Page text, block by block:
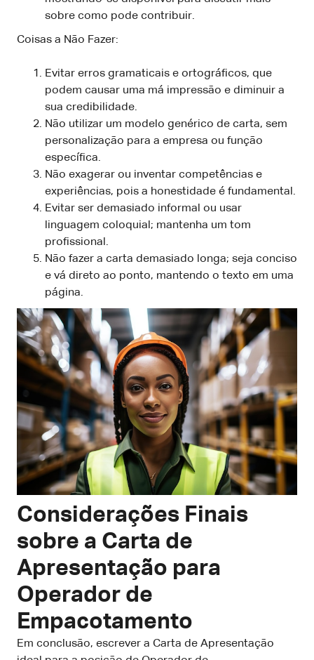
sobre como pode contribuir.
Coisas a Não Fazer:
Evitar erros gramaticais e ortográficos, que
podem causar uma má impressão e diminuir a
sua credibilidade.
Não utilizar um modelo genérico de carta, sem
personalização para a empresa ou função
específica.
Não exagerar ou inventar competências e
experiências, pois a honestidade é fundamental.
Evitar ser demasiado informal ou usar
linguagem coloquial; mantenha um tom
profissional.
Não fazer a carta demasiado longa; seja conciso
e vá direto ao ponto, mantendo o texto em uma
página.
Considerações Finais
sobre a Carta de
Apresentação para
Operador de
Empacotamento
Em conclusão, escrever a Carta de Apresentação